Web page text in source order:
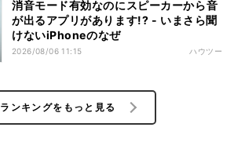
消音モード有効なのにスピーカーから音
が出るアプリがあります!? - いまさら聞
けないiPhoneのなぜ
2026/08/06 11:15 ハウツー
ランキングをもっと見る